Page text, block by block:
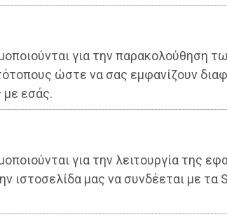
για την παρακολούθηση
ώστε να σας εμφανίζουν
με εσάς.
για την λειτουργία της
ιστοσελίδα μας να συνδέεται με τα